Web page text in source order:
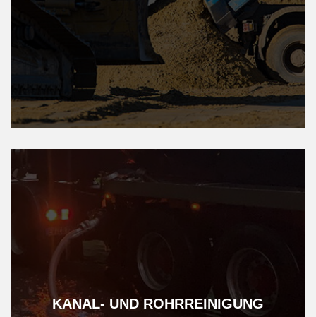
KANAL- ­UND­ ROHR­REINIGUNG